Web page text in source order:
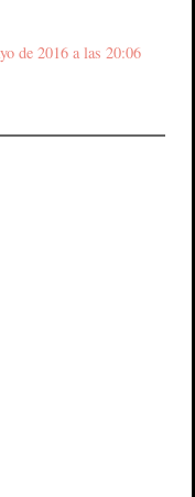
de 2016 a las 20:06